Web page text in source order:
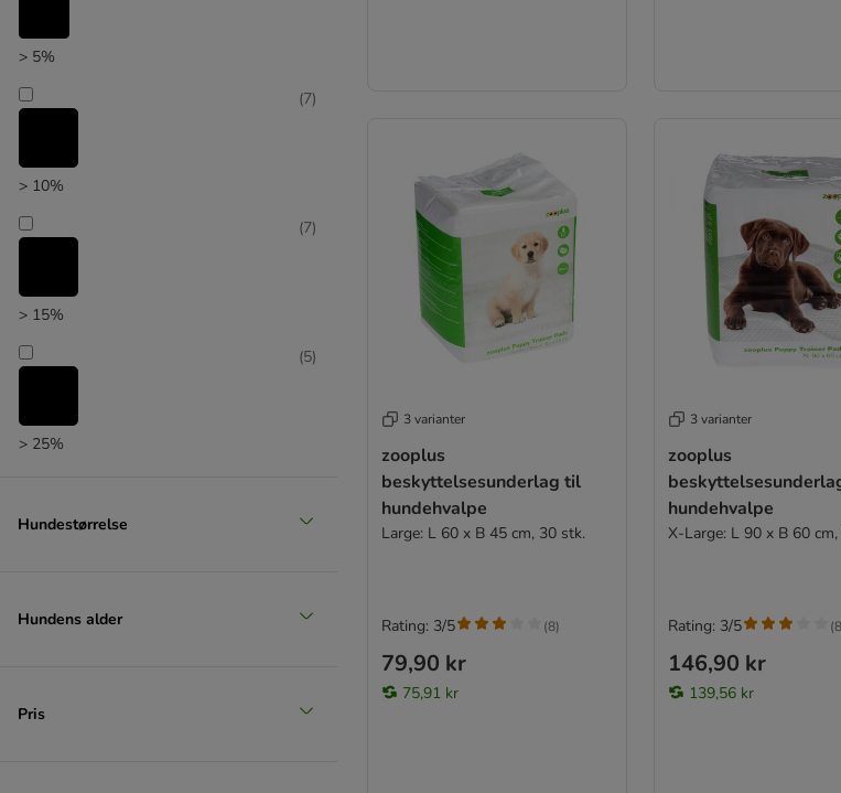
> 5%
> 10%
(7)
> 15%
(7)
> 25%
(5)
Hundestørrelse
Hundens alder
Pris
3 varianter
zooplus
beskyttelsesunderlag til
hundehvalpe
Large: L 60 x B 45 cm, 30 stk.
79,90 kr
75,91 kr
Rating: 3/5 (8)
3 varianter
zooplus
hundehvalpe
X-Large: L 90 x B 60
146,90 kr
139,56 kr
Rating: 3/5 (8